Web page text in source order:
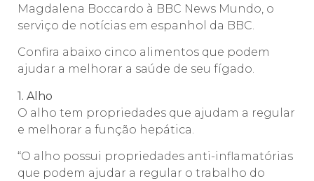
Magdalena Boccardo à BBC News Mundo, o
serviço de notícias em espanhol da BBC.
Confira abaixo cinco alimentos que podem
ajudar a melhorar a saúde de seu fígado.
1. Alho
O alho tem propriedades que ajudam a regular
e melhorar a função hepática.
“O alho possui propriedades anti-inflamatórias
que podem ajudar a regular o trabalho do